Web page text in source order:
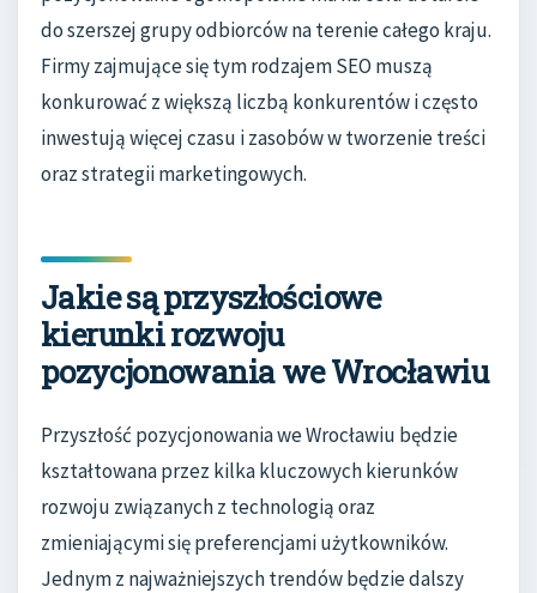
do szerszej grupy odbiorców na terenie całego kraju.
Firmy zajmujące się tym rodzajem SEO muszą
konkurować z większą liczbą konkurentów i często
inwestują więcej czasu i zasobów w tworzenie treści
oraz strategii marketingowych.
Jakie są przyszłościowe
kierunki rozwoju
pozycjonowania we Wrocławiu
Przyszłość pozycjonowania we Wrocławiu będzie
kształtowana przez kilka kluczowych kierunków
rozwoju związanych z technologią oraz
zmieniającymi się preferencjami użytkowników.
Jednym z najważniejszych trendów będzie dalszy